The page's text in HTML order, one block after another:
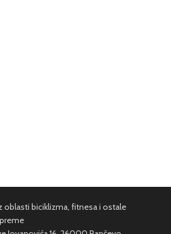
oblasti biciklizma, fitnesa i ostale